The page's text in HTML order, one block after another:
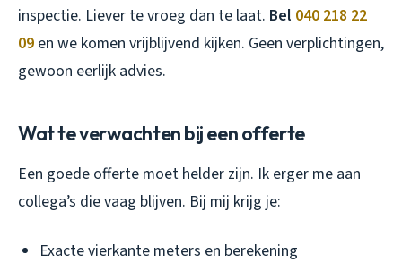
inspectie. Liever te vroeg dan te laat. Bel 040 218 22
09 en we komen vrijblijvend kijken. Geen verplichtingen,
gewoon eerlijk advies.
Wat te verwachten bij een offerte
Een goede offerte moet helder zijn. Ik erger me aan
collega’s die vaag blijven. Bij mij krijg je:
Exacte vierkante meters en berekening